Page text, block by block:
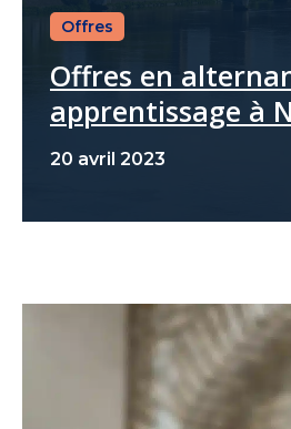
Offres
Offres en
apprentissage à
20 avril 2023